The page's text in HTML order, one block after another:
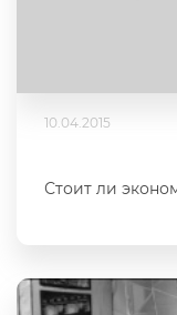
10.04.2015
Стоит ли